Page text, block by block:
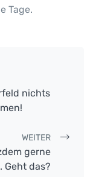
Tage.
nichts
WEITER
gerne
Geht das?